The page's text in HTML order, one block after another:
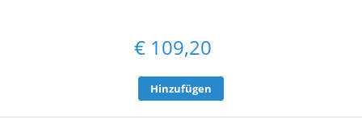
€ 109,20
Hinzufügen